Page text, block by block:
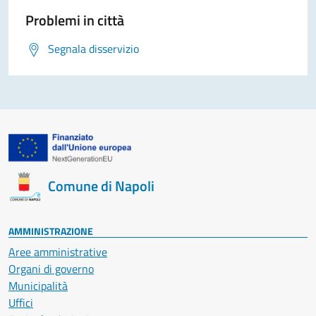
Problemi in città
Segnala disservizio
Comune di Napoli
AMMINISTRAZIONE
Aree amministrative
Organi di governo
Municipalità
Uffici